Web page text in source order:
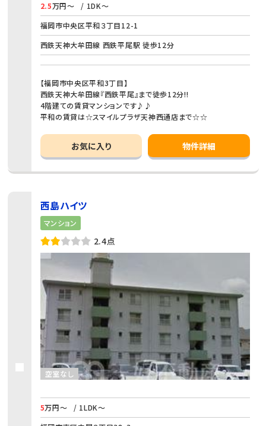
2.5万円～
/ 1DK～
福岡市中央区平和３丁目12-1
西鉄天神大牟田線 西鉄平尾駅 徒歩12分
【福岡市中央区平和3丁目】
西鉄天神大牟田線『西鉄平尾』まで徒歩12分!!
4階建ての賃貸マンションです♪♪
平和の賃貸は☆スマイルプラザ天神西通店まで☆☆
お気に入り 物件詳細
西島ハイツ
マンション
2.4点
空室なし
5万円～
/ 1LDK～